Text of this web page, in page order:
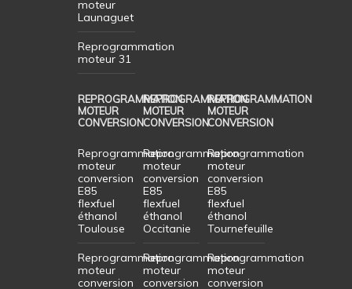
moteur
Launaguet
Reprogrammation
moteur 31
REPROGRAMMATION
MOTEUR
CONVERSION
Reprogrammation
moteur
conversion
E85
flexfuel
éthanol
Toulouse
Reprogrammation
moteur
conversion
REPROGRAMMATION
MOTEUR
CONVERSION
Reprogrammation
moteur
conversion
E85
flexfuel
éthanol
Occitanie
Reprogrammation
moteur
conversion
REPROGRAMMATION
MOTEUR
CONVERSION
Reprogrammation
moteur
conversion
E85
flexfuel
éthanol
Tournefeuille
Reprogrammation
moteur
conversion